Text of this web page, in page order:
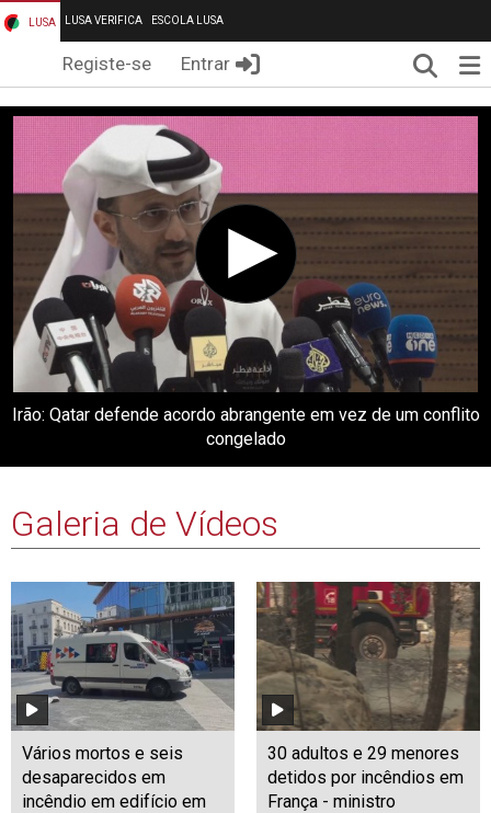
LUSA LUSA VERIFICA ESCOLA LUSA
Registe-se Entrar
Irão: Qatar defende acordo abrangente em vez de um conflito
congelado
Galeria de Vídeos
Vários mortos e seis
desaparecidos em
incêndio em edifício em
30 adultos e 29 menores
detidos por incêndios em
França - ministro